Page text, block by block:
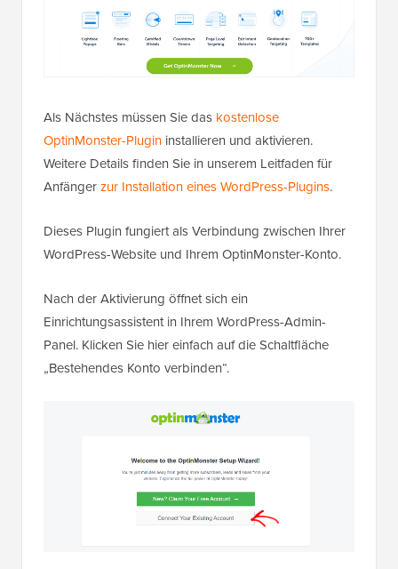
Als Nächstes müssen Sie das kostenlose
OptinMonster-Plugin installieren und aktivieren.
Weitere Details finden Sie in unserem Leitfaden für
Anfängerzur Installation eines WordPress-Plugins.
Dieses Plugin fungiert als Verbindung zwischen Ihrer
WordPress-Website und Ihrem OptinMonster-Konto.
Nach der Aktivierung öffnet sich ein
Einrichtungsassistent in Ihrem WordPress-Admin-
Panel. Klicken Sie hier einfach auf die Schaltfläche
„Bestehendes Konto verbinden“.